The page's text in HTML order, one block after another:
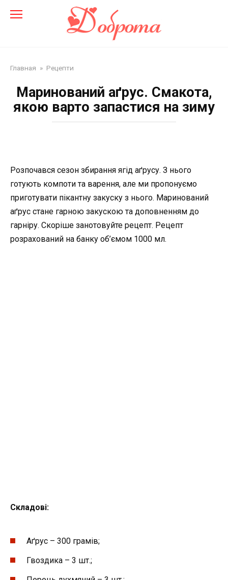
Главная » Рецепти
Маринований аґрус. Смакота,
якою варто запастися на зиму
Розпочався сезон збирання ягід аґрусу. З нього
готують компоти та варення, але ми пропонуємо
приготувати пікантну закуску з нього. Маринований
аґрус стане гарною закускою та доповненням до
гарніру. Скоріше занотовуйте рецепт. Рецепт
розрахований на банку об’ємом 1000 мл.
Складові:
Аґрус – 300 грамів;
Гвоздика – 3 шт.;